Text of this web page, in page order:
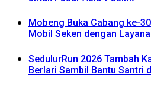
Mobeng Buka Cabang ke-
Mobil Seken dengan
SedulurRun 2026 Tambah
Berlari Sambil Bantu Santri